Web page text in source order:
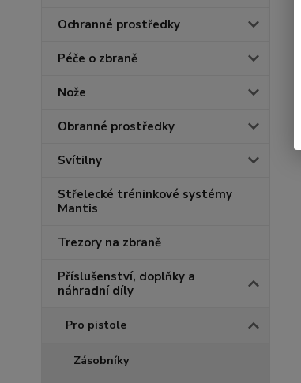
Ochranné prostředky
Péče o zbraně
Nože
Obranné prostředky
Svítilny
Střelecké tréninkové systémy
Mantis
Trezory na zbraně
Příslušenství, doplňky a
náhradní díly
Pro pistole
Zásobníky